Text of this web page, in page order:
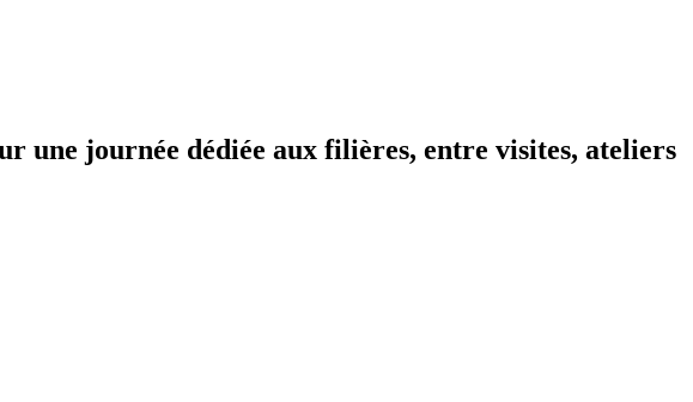
une journée dédiée aux filières, entre visites, ateliers